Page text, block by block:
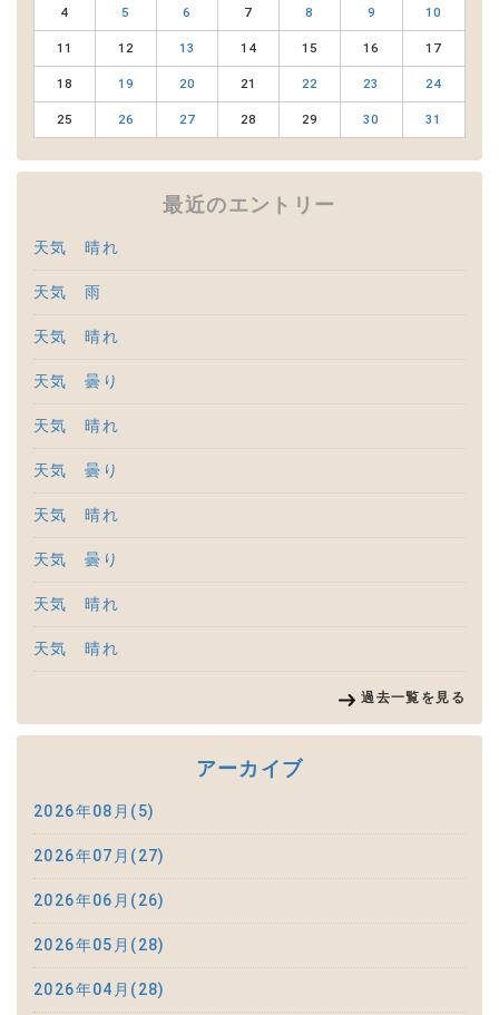
4 5 6 7 8 9 10
11 12 13 14 15 16 17
18 19 20 21 22 23 24
25 26 27 28 29 30 31
最近のエントリー
天気 晴れ
天気 雨
天気 晴れ
天気 曇り
天気 晴れ
天気 曇り
天気 晴れ
天気 曇り
天気 晴れ
天気 晴れ
過去一覧を見る
アーカイブ
2026年08月(5)
2026年07月(27)
2026年06月(26)
2026年05月(28)
2026年04月(28)